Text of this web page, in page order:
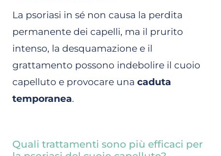
La psoriasi in sé non causa la perdita
permanente dei capelli, ma il prurito
intenso, la desquamazione e il
grattamento possono indebolire il cuoio
capelluto e provocare una caduta
temporanea.
Quali trattamenti sono più efficaci per